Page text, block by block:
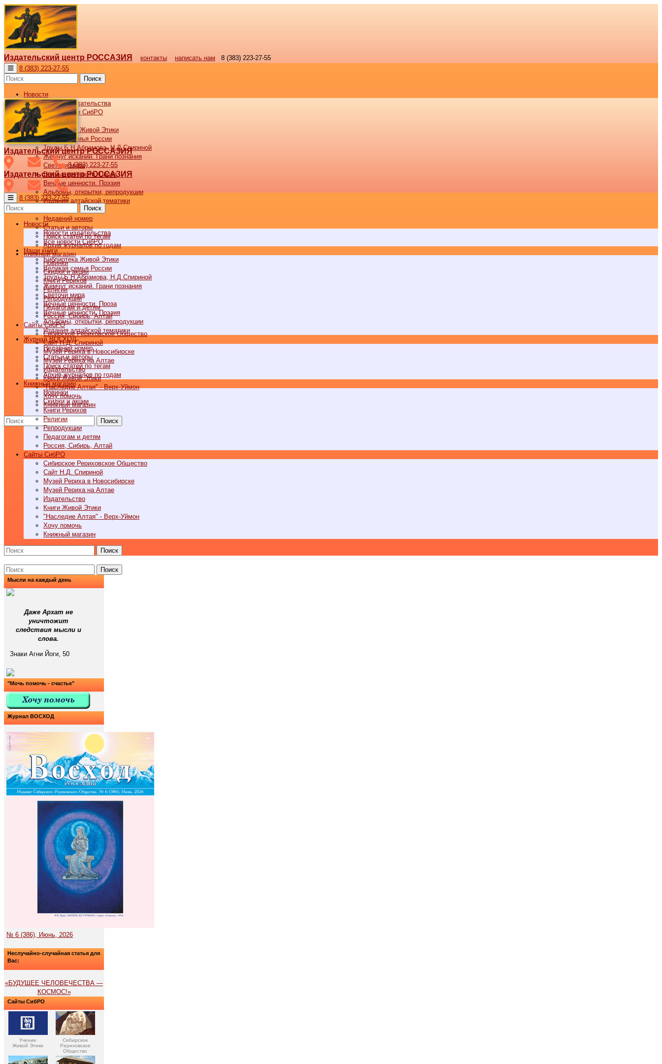
Издательский центр РОССАЗИЯ контакты написать нам
8 (383) 223-27-55
8 (383) 223-27-55
Поиск
Новости
Новости издательства
Все новости СибРО
Наши книги
Библиотека Живой Этики
Великая семья России
Труды Б.Н.Абрамова, Н.Д.Спириной
Жемчуг исканий. Грани познания
Светочи мира
Вечные ценности. Проза
Вечные ценности. Поэзия
Альбомы, открытки, репродукции
Издания алтайской тематики
Недавний номер
Статьи и авторы
Поиск статей по тегам
Архив журналов по годам
Книжный магазин
Новинки
Скидки и акции
Книги Рерихов
Религии
Репродукции
Педагогам и детям
Россия, Сибирь, Алтай
Cайты СибРО
Сибирское Рериховское Общество
Сайт Н.Д. Спириной
Музей Рериха в Новосибирске
Музей Рериха на Алтае
Издательство
Книги Живой Этики
"Наследие Алтая" - Верх-Уймон
Хочу помочь
Книжный магазин
Поиск
Издательский центр РОССАЗИЯ
8 (383) 223-27-55
Издательский центр РОССАЗИЯ
8 (383) 223-27-55
Поиск
Новости
Новости издательства
Все новости СибРО
Наши книги
Библиотека Живой Этики
Великая семья России
Труды Б.Н.Абрамова, Н.Д.Спириной
Жемчуг исканий. Грани познания
Светочи мира
Вечные ценности. Проза
Вечные ценности. Поэзия
Альбомы, открытки, репродукции
Издания алтайской тематики
Журнал ВОСХОД
Недавний номер
Статьи и авторы
Поиск статей по тегам
Архив журналов по годам
Книжный магазин
Новинки
Скидки и акции
Книги Рерихов
Религии
Репродукции
Педагогам и детям
Россия, Сибирь, Алтай
Cайты СибРО
Сибирское Рериховское Общество
Сайт Н.Д. Спириной
Музей Рериха в Новосибирске
Музей Рериха на Алтае
Издательство
Книги Живой Этики
"Наследие Алтая" - Верх-Уймон
Хочу помочь
Книжный магазин
Поиск
Поиск
Мысли на каждый день
Даже Архат не
уничтожит
следствия мысли и
слова.
Знаки Агни Йоги, 50
"Мочь помочь - счастье"
Журнал ВОСХОД
№ 6 (386), Июнь, 2026
Неслучайно-случайная статья для
Вас:
«БУДУЩЕЕ ЧЕЛОВЕЧЕСТВА —
КОСМОС!»
Сайты СибРО
Учение
Живой Этики
Сибирское
Рериховское
Общество